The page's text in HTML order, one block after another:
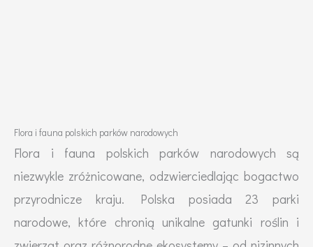
Flora i fauna polskich parków narodowych
Flora i fauna polskich parków narodowych są
niezwykle zróżnicowane, odzwierciedlając bogactwo
przyrodnicze kraju. Polska posiada 23 parki
narodowe, które chronią unikalne gatunki roślin i